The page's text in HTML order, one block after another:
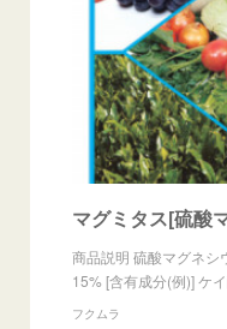
マグミタス[硫酸
商品説明 硫酸マグネシ
15% [含有成分(例)] ケ
フクムラ